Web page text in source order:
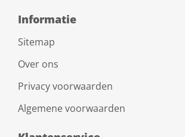
Informatie
Sitemap
Over ons
Privacy voorwaarden
Algemene voorwaarden